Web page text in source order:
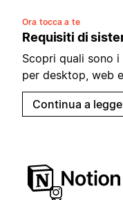
Ora tocca a te
Requisiti di
Scopri quali sono
per desktop, web
Continua a